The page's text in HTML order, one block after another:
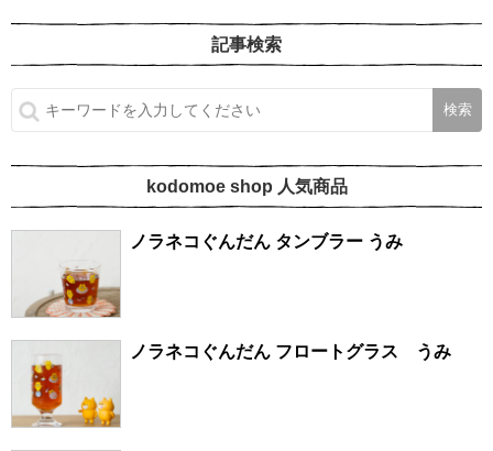
記事検索
kodomoe shop 人気商品
ノラネコぐんだん タンブラー うみ
ノラネコぐんだん フロートグラス うみ